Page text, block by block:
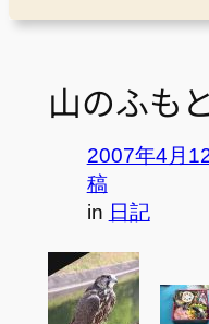
山のふも
2007年4月
稿
in 日記